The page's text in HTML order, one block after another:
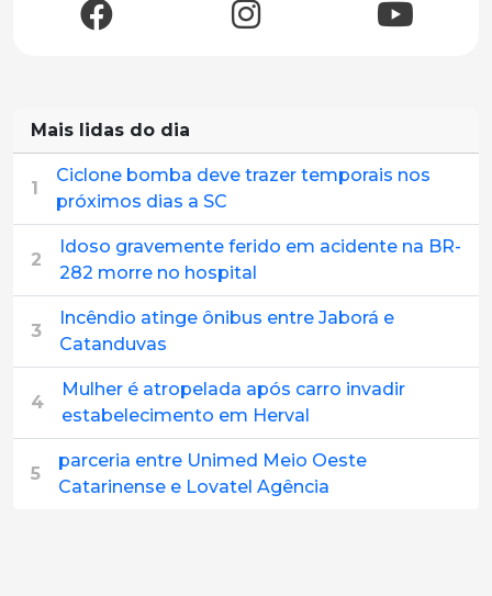
Mais lidas do dia
1
Ciclone bomba deve trazer temporais nos
próximos dias a SC
2
Idoso gravemente ferido em acidente na BR-
282 morre no hospital
3
Incêndio atinge ônibus entre Jaborá e
Catanduvas
4
Mulher é atropelada após carro invadir
estabelecimento em Herval
5
parceria entre Unimed Meio Oeste
Catarinense e Lovatel Agência